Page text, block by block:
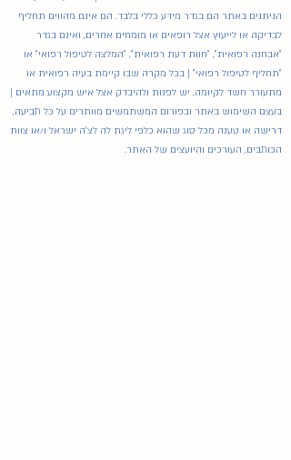
הניתנים באתר הם בגדר מידע כללי בלבד. הם אינם מהווים תחליף
לבדיקה או לייעוץ אצל רופאים או מומחים אחרים, ואינם בגדר
"אבחנה רפואית", "חוות דעת רפואית", "המלצה לטיפול רפואי" או
"תחליף לטיפול רפואי" | בכל מקרה שבו קיימת בעיה רפואית או
מתעורר חשד לקיומה, יש לפנות ולהיבדק אצל איש מקצוע מתאים |
בעצם השימוש באתר ובפורום המשתמשים מוותרים על כל תביעה,
דרישה או טענה מכל סוג שהוא כלפי ליגת לה לצ'ה ישראל ו/או צוות
הכותבים, העורכים והיועצים של האתר.